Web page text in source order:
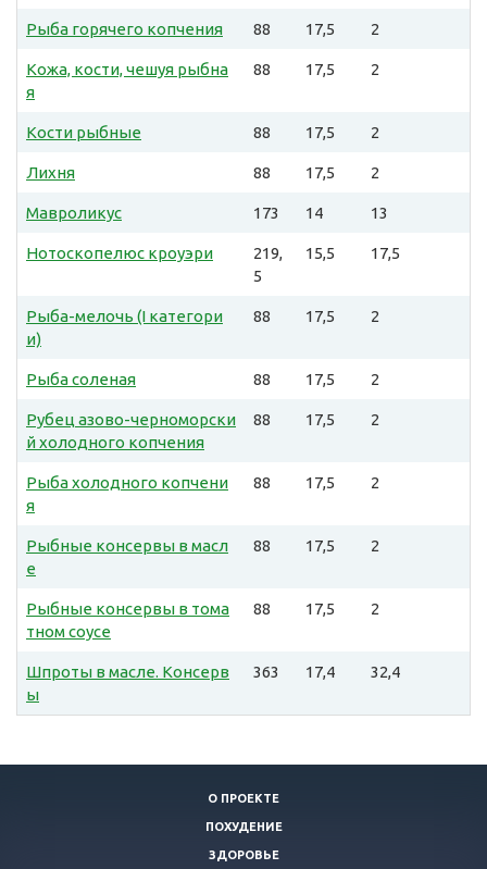
Рыба горячего копчения 88 17,5 2
Кожа, кости, чешуя рыбна
я
88 17,5 2
Кости рыбные 88 17,5 2
Лихня 88 17,5 2
Мавроликус 173 14 13
Нотоскопелюс кроуэри
219,
5
15,5 17,5
Рыба-мелочь (I категори
и)
88 17,5 2
Рыба соленая 88 17,5 2
Рубец азово-черноморски
й холодного копчения
88 17,5 2
Рыба холодного копчени
я
88 17,5 2
Рыбные консервы в масл
е
88 17,5 2
Рыбные консервы в тома
тном соусе
88 17,5 2
Шпроты в масле. Консерв
ы
363 17,4 32,4
О ПРОЕКТЕ
ПОХУДЕНИЕ
ЗДОРОВЬЕ